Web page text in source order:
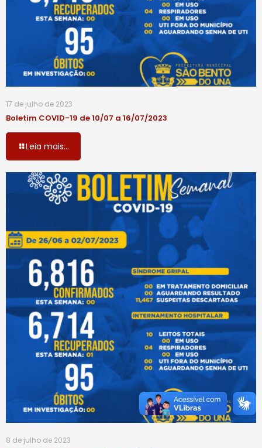
17 de julho de 2023
Boletim COVID-19 de 10/07 a 16/07/2023
Leia mais...
8 de julho de 2023